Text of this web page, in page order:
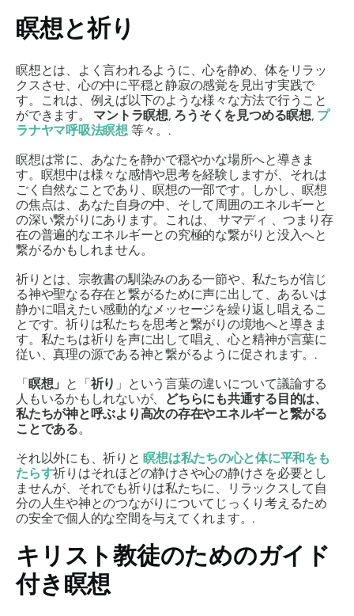
瞑想と祈り
瞑想とは、よく言われるように、心を静め、体をリラッ
クスさせ、心の中に平穏と静寂の感覚を見出す実践で
す。これは、例えば以下のような様々な方法で行うこと
ができます。 マントラ瞑想, ろうそくを見つめる瞑想, プ
ラナヤマ呼吸法瞑想等々。.
瞑想は常に、あなたを静かで穏やかな場所へと導きま
す。瞑想中は様々な感情や思考を経験しますが、それは
ごく自然なことであり、瞑想の一部です。しかし、瞑想
の焦点は、あなた自身の中、そして周囲のエネルギーと
の深い繋がりにあります。これは、 サマディ 、つまり存
在の普遍的なエネルギーとの究極的な繋がりと没入へと
繋がるかもしれません。
祈りとは、宗教書の馴染みのある一節や、私たちが信じ
る神や聖なる存在と繋がるために声に出して、あるいは
静かに唱えたい感動的なメッセージを繰り返し唱えるこ
とです。祈りは私たちを思考と繋がりの境地へと導きま
す。私たちは祈りを声に出して唱え、心と精神が言葉に
従い、真理の源である神と繋がるように促されます。.
「瞑想」 と「祈り 」という言葉の違いについて議論する
人もいるかもしれないが、 どちらにも共通する目的は、
私たちが神と呼ぶより高次の存在やエネルギーと繋がる
ことである。
それ以外にも、祈りと瞑想は私たちの心と体に平和をも
たらす祈りはそれほどの静けさや心の静けさを必要とし
ませんが、それでも祈りは私たちに、リラックスして自
分の人生や神とのつながりについてじっくり考えるため
の安全で個人的な空間を与えてくれます。.
キリスト教徒のためのガイド
付き瞑想